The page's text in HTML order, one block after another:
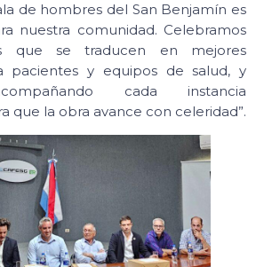
de hombres del San Benjamín es
nuestra comunidad. Celebramos
que se traducen en mejores
pacientes y equipos de salud, y
cada instancia
que la obra avance con celeridad”.